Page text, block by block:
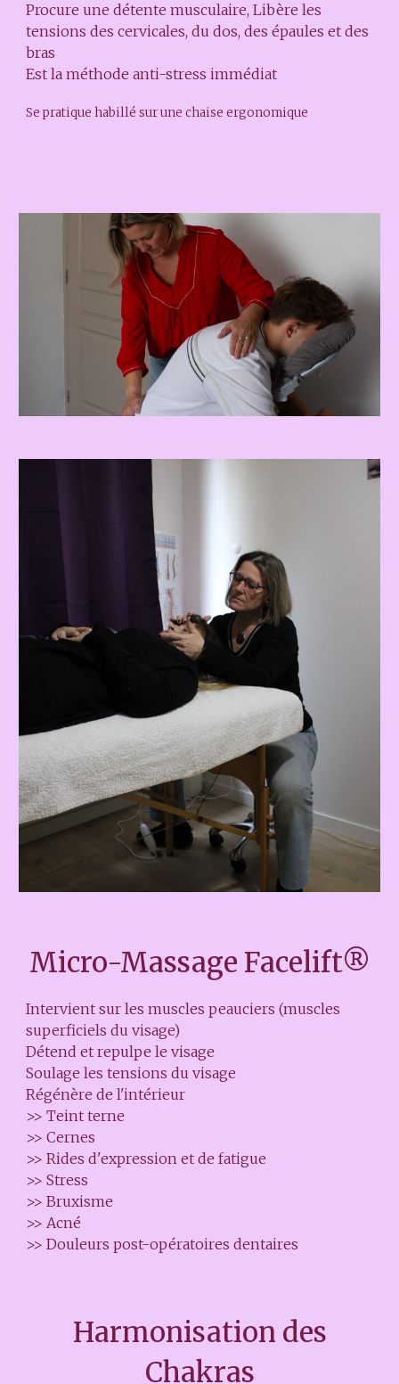
Procure une détente musculaire, Libère les
tensions des cervicales, du dos, des épaules et des
bras
Est la méthode anti-stress immédiat
Se pratique habillé sur une chaise ergonomique
Micro-Massage Facelift®
Intervient sur les muscles peauciers (muscles
superficiels du visage)
Détend et repulpe le visage
Soulage les tensions du visage
Régénère de l'intérieur
>>Teint terne
>>Cernes
>> Rides d'expression et de fatigue
>> Stress
>> Bruxisme
>> Acné
>> Douleurs post-opératoires dentaires
Harmonisation des
Chakras